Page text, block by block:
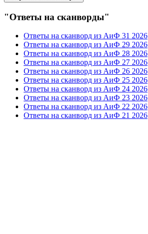
"Ответы на сканворды"
Ответы на сканворд из АиФ 31 2026
Ответы на сканворд из АиФ 29 2026
Ответы на сканворд из АиФ 28 2026
Ответы на сканворд из АиФ 27 2026
Ответы на сканворд из АиФ 26 2026
Ответы на сканворд из АиФ 25 2026
Ответы на сканворд из АиФ 24 2026
Ответы на сканворд из АиФ 23 2026
Ответы на сканворд из АиФ 22 2026
Ответы на сканворд из АиФ 21 2026